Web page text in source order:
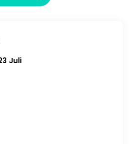
Juli